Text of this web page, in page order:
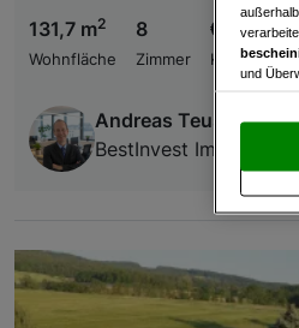
131,7 m2
Wohnfläche
8
Zimmer
€
Kaufpreis
Andreas Teuschler
BestInvest Immobilien
und
und
„Cookie
Zugriff
und der